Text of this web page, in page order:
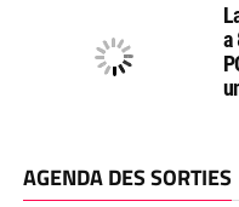
a
AGENDA DES SORTIES